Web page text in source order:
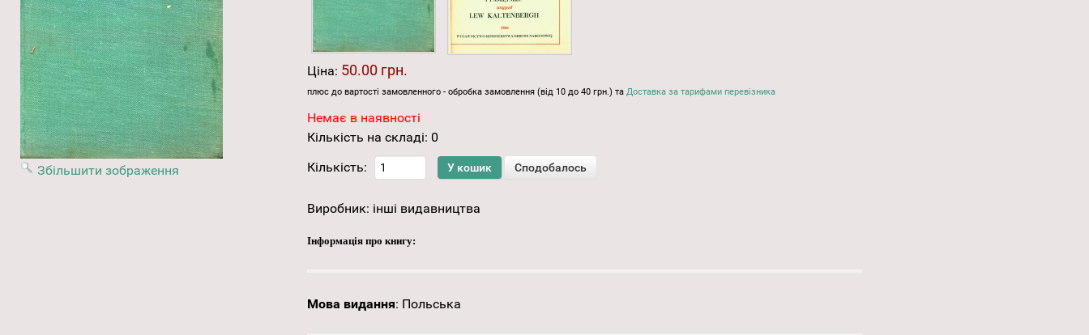
Збільшити зображення
Ціна: 50.00 грн.
плюс до вартості замовленного - обробка замовлення (від 10 до 40 грн.) та Доставка за тарифами перевізника
Немає в наявності
Кількість на складі: 0
Кількість:
Виробник: інші видавництва
Інформація про книгу:
Мова видання: Польська